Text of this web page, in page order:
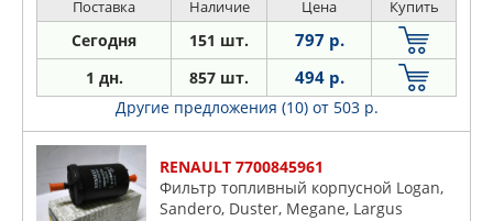
Поставка Наличие Цена Купить
Сегодня 151 шт. 797 р.
1 дн. 857 шт. 494 р.
Другие предложения (10) от 503 р.
RENAULT 7700845961
Фильтр топливный корпусной Logan,
Sandero, Duster, Megane, Largus